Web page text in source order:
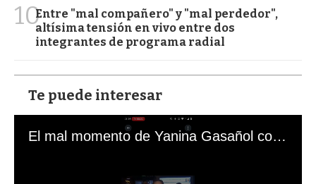
10Entre "mal compañero" y "mal perdedor",
altísima tensión en vivo entre dos
integrantes de programa radial
Te puede interesar
El mal momento de Yanina Gasañol con un hincha argentino en "Subrayado"